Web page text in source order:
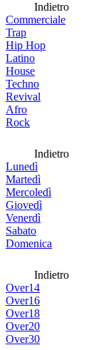
Indietro
Commerciale
Trap
Hip Hop
Latino
House
Techno
Revival
Afro
Rock
Indietro
Lunedì
Martedì
Mercoledì
Giovedì
Venerdì
Sabato
Domenica
Indietro
Over14
Over16
Over18
Over20
Over30